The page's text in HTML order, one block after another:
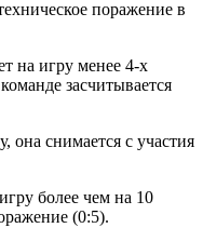
поражение в
на игру менее 4-х
засчитывается
она снимается с участия
более чем на 10
(0:5).